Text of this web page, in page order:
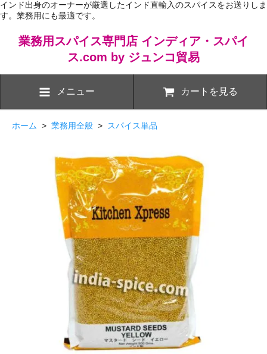
インド出身のオーナーが厳選したインド直輸入のスパイスをお送りしま
す。業務用にも最適です。
業務用スパイス専門店 インディア・スパイ
ス.com by ジュンコ貿易
メニュー カートを見る
ホーム > 業務用全般 > スパイス単品